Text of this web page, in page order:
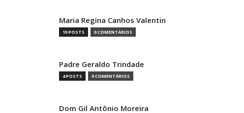
Maria Regina Canhos Valentin
10 POSTS 0 COMENTÁRIOS
Padre Geraldo Trindade
4 POSTS 0 COMENTÁRIOS
Dom Gil Antônio Moreira